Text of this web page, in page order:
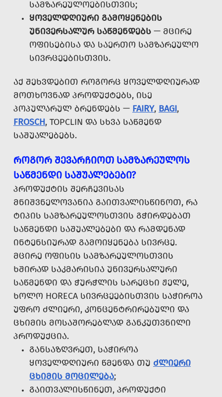
ᲡᲐᲛᲖᲐᲠᲔᲣᲚᲝᲔᲑᲘᲡᲗᲕᲘᲡ;
ᲧᲝᲕᲔᲚᲓᲦᲘᲣᲠᲘ ᲒᲐᲛᲝᲧᲔᲜᲔᲑᲘᲡ
ᲣᲜᲘᲕᲔᲠᲡᲐᲚᲣᲠ ᲡᲐᲬᲛᲔᲜᲓᲔᲑᲡ — ᲛᲪᲘᲠᲔ
ᲝᲤᲘᲡᲔᲑᲘᲡᲐ ᲓᲐ ᲡᲐᲔᲠᲗᲝ ᲡᲐᲛᲖᲐᲠᲔᲣᲚᲝ
ᲡᲘᲕᲠᲪᲔᲔᲑᲘᲡᲗᲕᲘᲡ.
ᲐᲥ ᲨᲔᲮᲕᲓᲔᲑᲘᲗ ᲠᲝᲒᲝᲠᲪ ᲧᲝᲕᲔᲚᲓᲦᲘᲣᲠᲐᲓ
ᲛᲝᲗᲮᲝᲕᲜᲐᲓ ᲞᲠᲝᲓᲣᲥᲢᲔᲑᲡ, ᲘᲡᲔ
ᲞᲝᲞᲣᲚᲐᲠᲣᲚ ᲑᲠᲔᲜᲓᲔᲑᲡ — FAIRY, BAGI,
FROSCH, TOPCLIN ᲓᲐ ᲡᲮᲕᲐ ᲡᲐᲬᲛᲔᲜᲓ
ᲡᲐᲨᲣᲐᲚᲔᲑᲔᲑᲡ.
ᲠᲝᲒᲝᲠ ᲨᲔᲕᲐᲠᲩᲘᲝᲗ ᲡᲐᲛᲖᲐᲠᲔᲣᲚᲝᲡ
ᲡᲐᲬᲛᲔᲜᲓᲘ ᲡᲐᲨᲣᲐᲚᲔᲑᲔᲑᲘ?
ᲞᲠᲝᲓᲣᲥᲢᲘᲡ ᲨᲔᲠᲩᲔᲕᲘᲡᲐᲡ
ᲛᲜᲘᲨᲕᲜᲔᲚᲝᲕᲐᲜᲘᲐ ᲒᲐᲘᲗᲕᲐᲚᲘᲡᲬᲘᲜᲝᲗ, ᲠᲐ
ᲢᲘᲞᲘᲡ ᲡᲐᲛᲖᲐᲠᲔᲣᲚᲝᲡᲗᲕᲘᲡ ᲒᲭᲘᲠᲓᲔᲑᲐᲗ
ᲡᲐᲬᲛᲔᲜᲓᲘ ᲡᲐᲨᲣᲐᲚᲔᲑᲔᲑᲘ ᲓᲐ ᲠᲐᲛᲓᲔᲜᲐᲓ
ᲘᲜᲢᲔᲜᲡᲘᲣᲠᲐᲓ ᲒᲐᲛᲝᲘᲧᲔᲜᲔᲑᲐ ᲡᲘᲕᲠᲪᲔ.
ᲛᲪᲘᲠᲔ ᲝᲤᲘᲡᲘᲡ ᲡᲐᲛᲖᲐᲠᲔᲣᲚᲝᲡᲗᲕᲘᲡ
ᲮᲨᲘᲠᲐᲓ ᲡᲐᲙᲛᲐᲠᲘᲡᲘᲐ ᲣᲜᲘᲕᲔᲠᲡᲐᲚᲣᲠᲘ
ᲡᲐᲬᲛᲔᲜᲓᲘ ᲓᲐ ᲭᲣᲠᲭᲚᲘᲡ ᲡᲐᲠᲔᲪᲮᲘ ᲟᲔᲚᲔ,
ᲮᲝᲚᲝ HORECA ᲡᲘᲕᲠᲪᲔᲔᲑᲘᲡᲗᲕᲘᲡ ᲡᲐᲭᲘᲠᲝᲐ
ᲣᲤᲠᲝ ᲫᲚᲘᲔᲠᲘ, ᲙᲝᲜᲪᲔᲜᲢᲠᲘᲠᲔᲑᲣᲚᲘ ᲓᲐ
ᲪᲮᲘᲛᲘᲡ ᲛᲝᲡᲐᲨᲝᲠᲔᲑᲚᲐᲓ ᲒᲐᲜᲙᲣᲗᲕᲜᲘᲚᲘ
ᲞᲠᲝᲓᲣᲥᲪᲘᲐ.
ᲒᲐᲜᲡᲐᲖᲦᲕᲠᲔᲗ, ᲡᲐᲭᲘᲠᲝᲐ
ᲧᲝᲕᲔᲚᲓᲦᲘᲣᲠᲘ ᲬᲛᲔᲜᲓᲐ ᲗᲣ ᲫᲚᲘᲔᲠᲘ
ᲪᲮᲘᲛᲘᲡ ᲛᲝᲪᲘᲚᲔᲑᲐ;
ᲒᲐᲘᲗᲕᲐᲚᲘᲡᲬᲘᲜᲔᲗ, ᲞᲠᲝᲓᲣᲥᲢᲘ